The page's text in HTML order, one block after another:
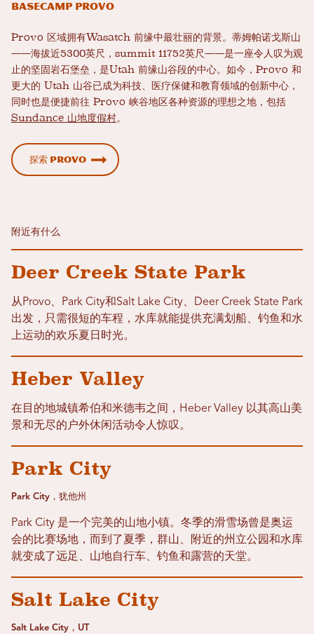
Basecamp Provo
Provo 区域拥有Wasatch 前缘中最壮丽的背景。蒂姆帕诺戈斯山
——海拔近5300英尺，summit 11752英尺——是一座令人叹为观
止的坚固岩石堡垒，是Utah 前缘山谷段的中心。如今，Provo 和
更大的 Utah 山谷已成为科技、医疗保健和教育领域的创新中心，
同时也是便捷前往 Provo 峡谷地区各种资源的理想之地，包括
Sundance 山地度假村。
探索 Provo
附近有什么
Deer Creek State Park
从Provo、Park City和Salt Lake City、Deer Creek State Park
出发，只需很短的车程，水库就能提供充满划船、钓鱼和水
上运动的欢乐夏日时光。
Heber Valley
在目的地城镇希伯和米德韦之间，Heber Valley 以其高山美
景和无尽的户外休闲活动令人惊叹。
Park City
Park City，犹他州
Park City 是一个完美的山地小镇。冬季的滑雪场曾是奥运
会的比赛场地，而到了夏季，群山、附近的州立公园和水库
就变成了远足、山地自行车、钓鱼和露营的天堂。
Salt Lake City
Salt Lake City，UT